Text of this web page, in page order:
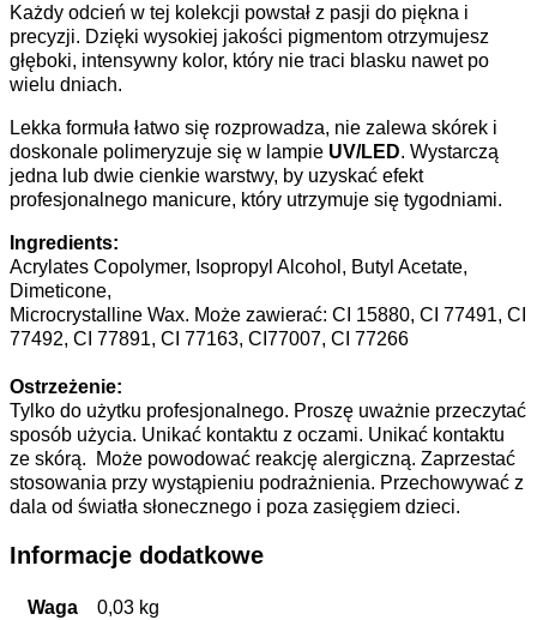
Każdy odcień w tej kolekcji powstał z pasji do piękna i
precyzji. Dzięki wysokiej jakości pigmentom otrzymujesz
głęboki, intensywny kolor, który nie traci blasku nawet po
wielu dniach.
Lekka formuła łatwo się rozprowadza, nie zalewa skórek i
doskonale polimeryzuje się w lampie UV/LED. Wystarczą
jedna lub dwie cienkie warstwy, by uzyskać efekt
profesjonalnego manicure, który utrzymuje się tygodniami.
Ingredients:
Acrylates Copolymer, Isopropyl Alcohol, Butyl Acetate,
Dimeticone,
Microcrystalline Wax. Może zawierać: CI 15880, CI 77491, CI
77492, CI 77891, CI 77163, CI77007, CI 77266
Ostrzeżenie:
Tylko do użytku profesjonalnego. Proszę uważnie przeczytać
sposób użycia. Unikać kontaktu z oczami. Unikać kontaktu
ze skórą. Może powodować reakcję alergiczną. Zaprzestać
stosowania przy wystąpieniu podrażnienia. Przechowywać z
dala od światła słonecznego i poza zasięgiem dzieci.
Informacje dodatkowe
Waga
0,03 kg